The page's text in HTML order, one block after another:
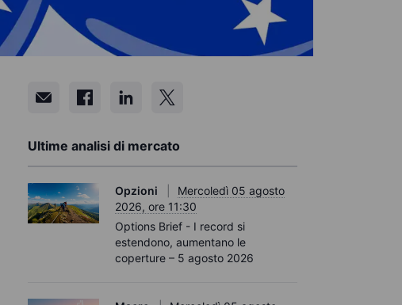
Ultime analisi di mercato
Opzioni
Mercoledì 05 agosto
2026, ore 11:30
Options Brief - I record si
estendono, aumentano le
coperture – 5 agosto 2026